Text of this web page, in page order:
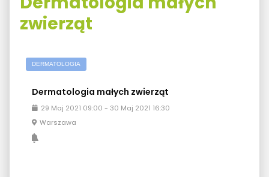
zwierząt
DERMATOLOGIA
Dermatologia małych zwierząt
29 Maj 2021 09:00 - 30 Maj 2021 16:30
Warszawa